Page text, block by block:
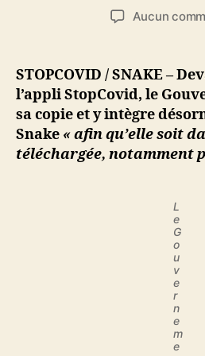
Aucun
STOPCOVID / SNAKE –
l’appli StopCovid, le
sa copie et y intègre
Snake « afin qu’elle soit
téléchargée, notamment
L
e
G
o
u
v
e
r
n
e
m
e